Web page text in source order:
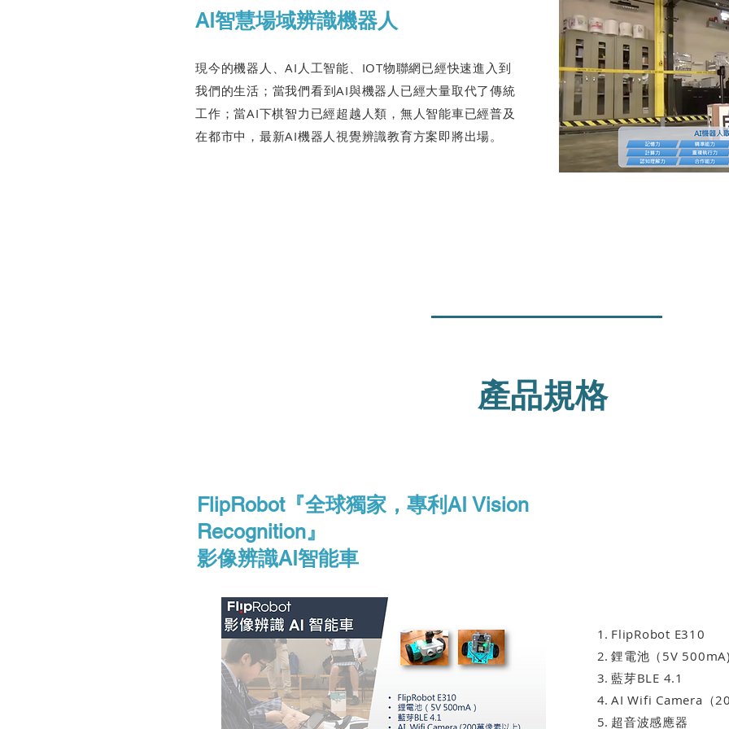
AI智慧場域辨識機器人
現今的機器人、AI人工智能、IOT物聯網已經快速進入到
我們的生活；當我們看到AI與機器人已經大量取代了傳統
工作；當AI下棋智力已經超越人類，無人智能車已經普及
在都市中，最新AI機器人視覺辨識教育方案即將出場。
產品規格
FlipRobot『全球獨家，專利AI Vision
Recognition』
影像辨識AI智能車
FlipRobot E310
鋰電池（5V 500mA)
藍芽BLE 4.1
AI Wifi Camera（
超音波感應器